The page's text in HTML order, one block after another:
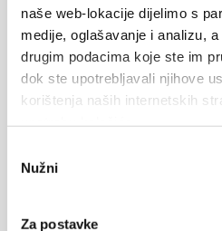
naše web-lokacije dijelimo s
medije, oglašavanje i analizu,
drugim podacima koje ste im
dok ste upotrebljavali njihove
korištenja naših internetskih
pristanka
Nužni
Za postavke
Arias under the
CZYTAJ WIĘCEJ